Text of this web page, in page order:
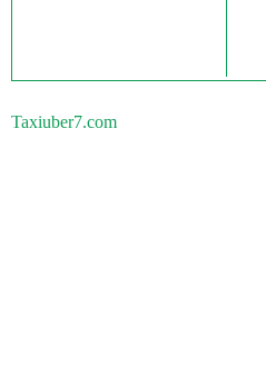
Taxiuber7.com